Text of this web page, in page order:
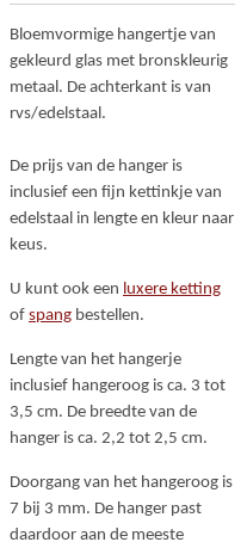
Bloemvormige hangertje van
gekleurd glas met bronskleurig
metaal. De achterkant is van
rvs/edelstaal.
De prijs van de hanger is
inclusief een fijn kettinkje van
edelstaal in lengte en kleur naar
keus.
U kunt ook een luxere ketting
of spang bestellen.
Lengte van het hangerje
inclusief hangeroog is ca. 3 tot
3,5 cm. De breedte van de
hanger is ca. 2,2 tot 2,5 cm.
Doorgang van het hangeroog is
7 bij 3 mm. De hanger past
daardoor aan de meeste